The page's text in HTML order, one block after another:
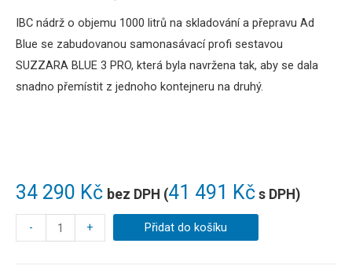
34 290 Kč bez DPH (41 491 Kč s DPH)
IBC nádrž o objemu 1000 litrů na skladování a přepravu Ad
Blue se zabudovanou samonasávací profi sestavou
SUZZARA BLUE 3 PRO, která byla navržena tak, aby se dala
snadno přemístit z jednoho kontejneru na druhý.
- + Přidat do košíku